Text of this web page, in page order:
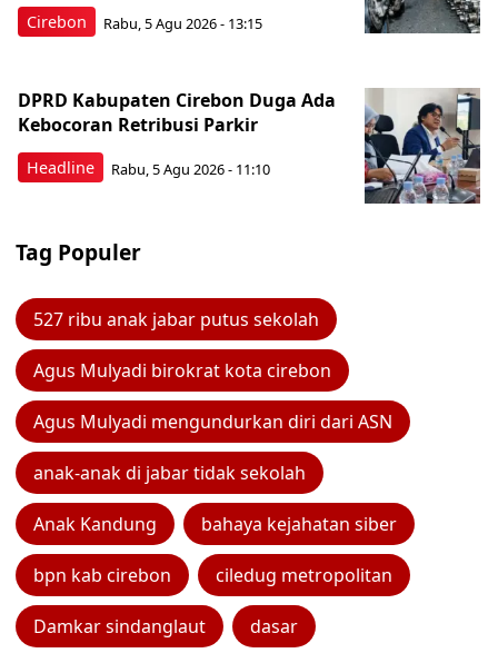
Cirebon Rabu, 5 Agu 2026 - 13:15
Headline
DPRD Kabupaten Cirebon Duga Ada
Kebocoran Retribusi Parkir
Rabu, 5 Agu 2026 - 11:10
Tag Populer
527 ribu anak jabar putus sekolah
Agus Mulyadi birokrat kota cirebon
Agus Mulyadi mengundurkan diri dari ASN
anak-anak di jabar tidak sekolah
Anak Kandung bahaya kejahatan siber
bpn kab cirebon ciledug metropolitan
Damkar sindanglaut dasar